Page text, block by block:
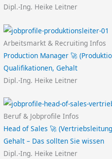
Dipl.-Ing. Heike Leitner
Arbeitsmarkt & Recruiting Infos
Production Manager 🚀
Qualifikationen, Gehalt
Dipl.-Ing. Heike Leitner
Beruf & Jobprofile Infos
Head of Sales 🚀
Gehalt – Das sollten Sie wissen
Dipl.-Ing. Heike Leitner